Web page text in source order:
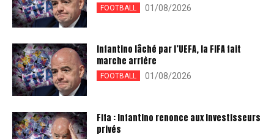
FOOTBALL 01/08/2026
Infantino lâché par l’UEFA, la FIFA fait
marche arrière
FOOTBALL 01/08/2026
Fifa : Infantino renonce aux investisseurs
privés